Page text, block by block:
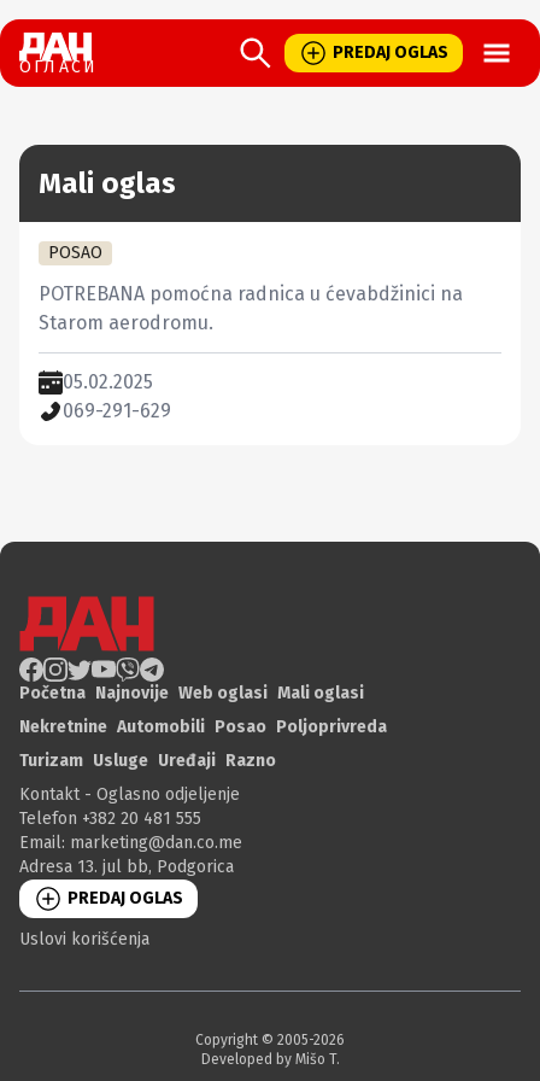
ОГЛАСИ
PREDAJ OGLAS
Mali oglas
POSAO
POTREBANA pomoćna radnica u ćevabdžinici na
Starom aerodromu.
05.02.2025
069-291-629
Početna Najnovije Web oglasi Mali oglasi
Nekretnine Automobili Posao Poljoprivreda
Turizam Usluge Uređaji Razno
Kontakt - Oglasno odjeljenje
Telefon +382 20 481 555
Email: marketing@dan.co.me
Adresa 13. jul bb, Podgorica
PREDAJ OGLAS
Uslovi korišćenja
Copyright © 2005-2026
Developed by Mišo T.